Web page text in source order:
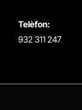
Telèfon:
932 311 247